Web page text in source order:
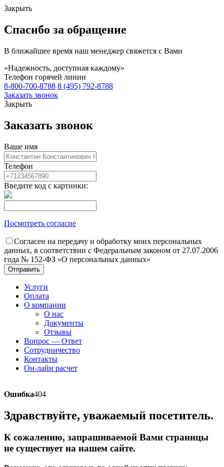
Закрыть
Спасибо за обращение
В ближайшее время наш менеджер свяжется с Вами
«Надежность, доступная каждому»
Телефон горячей линии
8-800-700-8788 8 (495) 792-8788
Заказать звонок
Закрыть
Заказать звонок
Ваше имя
Телефон
Введите код с картинки:
Посмотреть согласие
Согласен на передачу и обработку моих персональных
данных, в соответствии с Федеральным законом от 27.07.2006
года № 152-ФЗ «О персональных данных»
Отправить
Услуги
Оплата
О компании
О нас
Документы
Отзывы
Вопрос — Ответ
Сотрудничество
Контакты
Он-лайн расчет
Ошибка404
Здравствуйте, уважаемый посетитель.
К сожалению, запрашиваемой Вами страницы
не существует на нашем сайте.